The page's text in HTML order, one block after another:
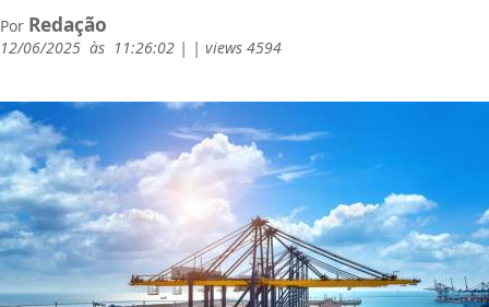
Por Redação
12/06/2025 às 11:26:02 | | views 4594